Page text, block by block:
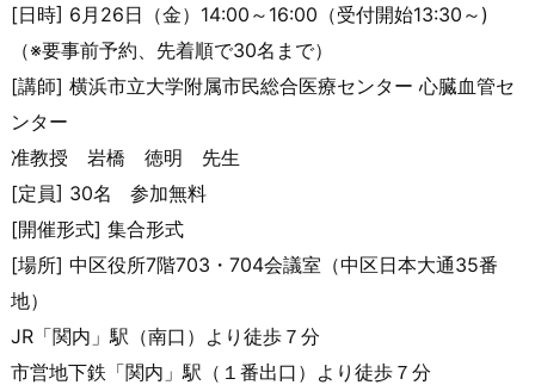
[日時] 6月26日（金）14:00～16:00（受付開始13:30～ )
（※要事前予約、先着順で30名まで）
[講師] 横浜市立大学附属市民総合医療センター 心臓血管セ
ンター
准教授 岩橋 徳明 先生
[定員] 30名 参加無料
[開催形式] 集合形式
[場所] 中区役所7階703・704会議室（中区日本大通35番
地）
JR「関内」駅（南口）より徒歩７分
市営地下鉄「関内」駅（１番出口）より徒歩７分